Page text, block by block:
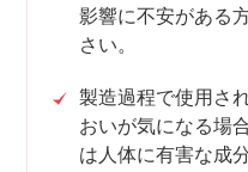
影響に不安がある
さい。
製造過程で使用さ
おいが気になる場
は人体に有害な成